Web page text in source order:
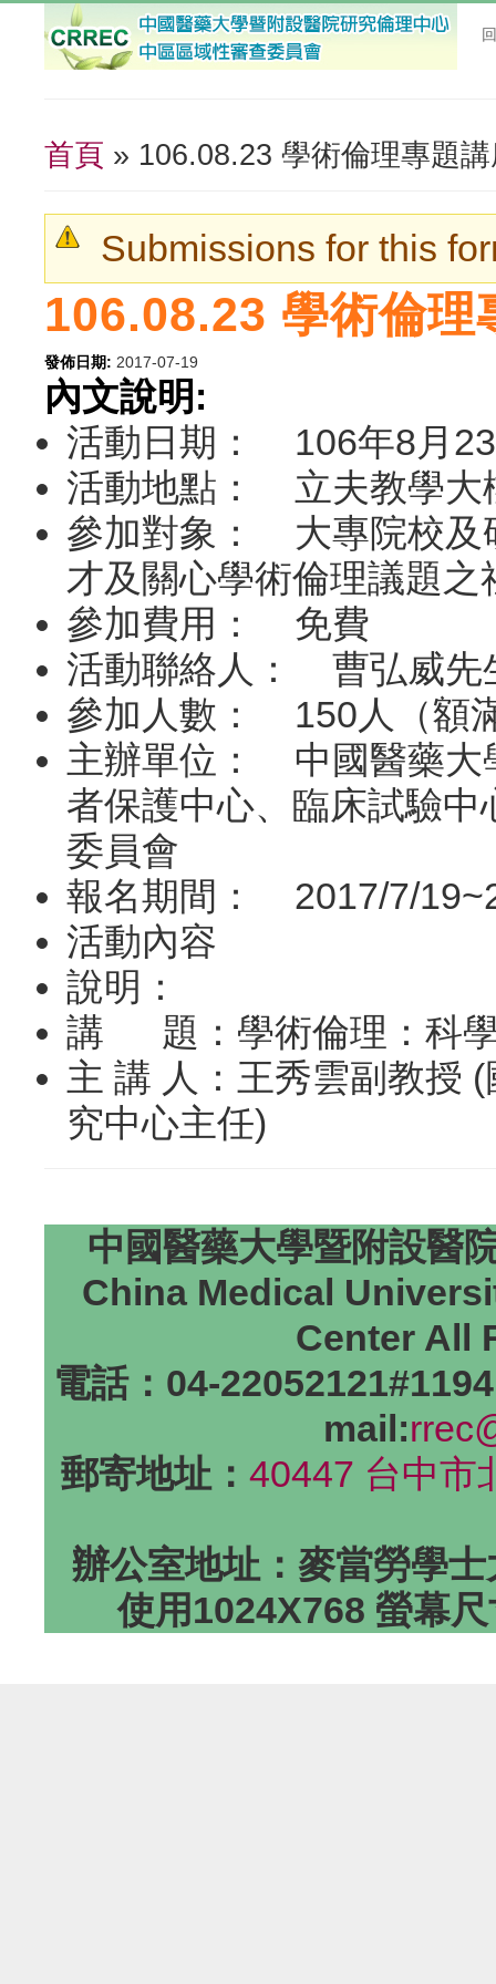
您在這裡
首頁 » 106.08.23 學術倫理專題
警告訊息
Submissions for this
106.08.23 學術倫理
發佈日期: 2017-07-19
內文說明:
活動日期： 106年8月
活動地點： 立夫教學大
參加對象： 大專院校及
才及關心學術倫理議題之
參加費用： 免費
活動聯絡人： 曹弘威先
參加人數： 150人（額
主辦單位： 中國醫藥大
者保護中心、臨床試驗
委員會
報名期間： 2017/7/
活動內容
說明：
講 題：學術倫理：科
主 講 人：王秀雲副教授
究中心主任)
中國醫藥大學暨附設醫
China Medical
Center All
電話：04-
mail:
郵寄地址：40447 台中市
辦公室地址：麥當勞學
使用1024X768 螢幕